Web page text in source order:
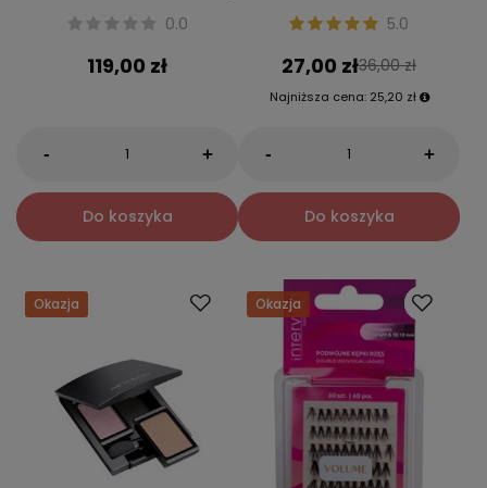
0.0
119,00 zł
- +
Do koszyka
5.0
27,00 zł36,00 zł
Najniższa cena: 25,20 zł
- +
Do koszyka
Okazja Okazja